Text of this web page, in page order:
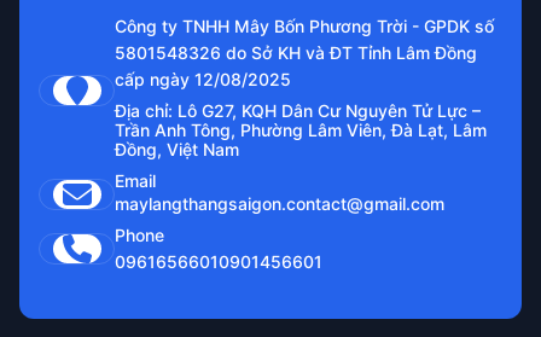
Công ty TNHH Mây Bốn Phương Trời - GPDK số
5801548326 do Sở KH và ĐT Tỉnh Lâm Đồng
cấp ngày 12/08/2025
Địa chỉ: Lô G27, KQH Dân Cư Nguyên Tử Lực –
Trần Anh Tông, Phường Lâm Viên, Đà Lạt, Lâm
Đồng, Việt Nam
Email
maylangthangsaigon.contact@gmail.com
Phone
09616566010901456601